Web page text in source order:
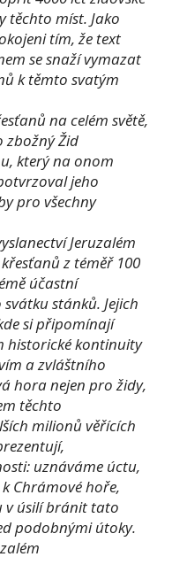
těchto míst. Jako
tím, že text
se snaží vymazat
k těmto svatým
na celém světě,
zbožný Žid
který na onom
jeho
pro všechny
Jeruzalém
z téměř 100
účastní
stánků. Jejich
si připomínají
historické kontinuity
a zvláštního
hora nejen pro židy,
těchto
milionů věřících
uznáváme úctu,
Chrámové hoře,
v úsilí bránit tato
podobnými útoky.